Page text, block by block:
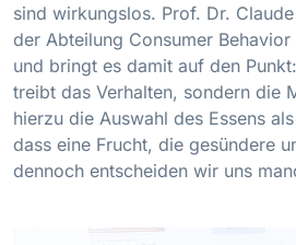
sind wirkungslos. Prof. Dr.
der Abteilung Consumer
und bringt es damit auf den
treibt das Verhalten, sondern die
hierzu die Auswahl des Essens
dass eine Frucht, die gesündere
dennoch entscheiden wir uns